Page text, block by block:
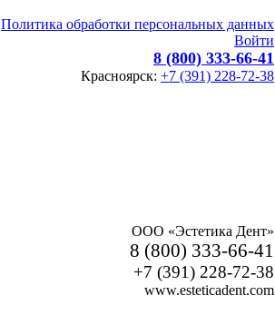
Политика обработки персональных данных
Войти
8 (800) 333-66-41
Красноярск: +7 (391) 228-72-38
ООО «Эстетика Дент»
8 (800) 333-66-41
+7 (391) 228-72-38
www.esteticadent.com